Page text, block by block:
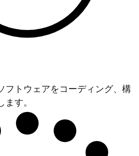
フトウェアをコーディング、構
す。